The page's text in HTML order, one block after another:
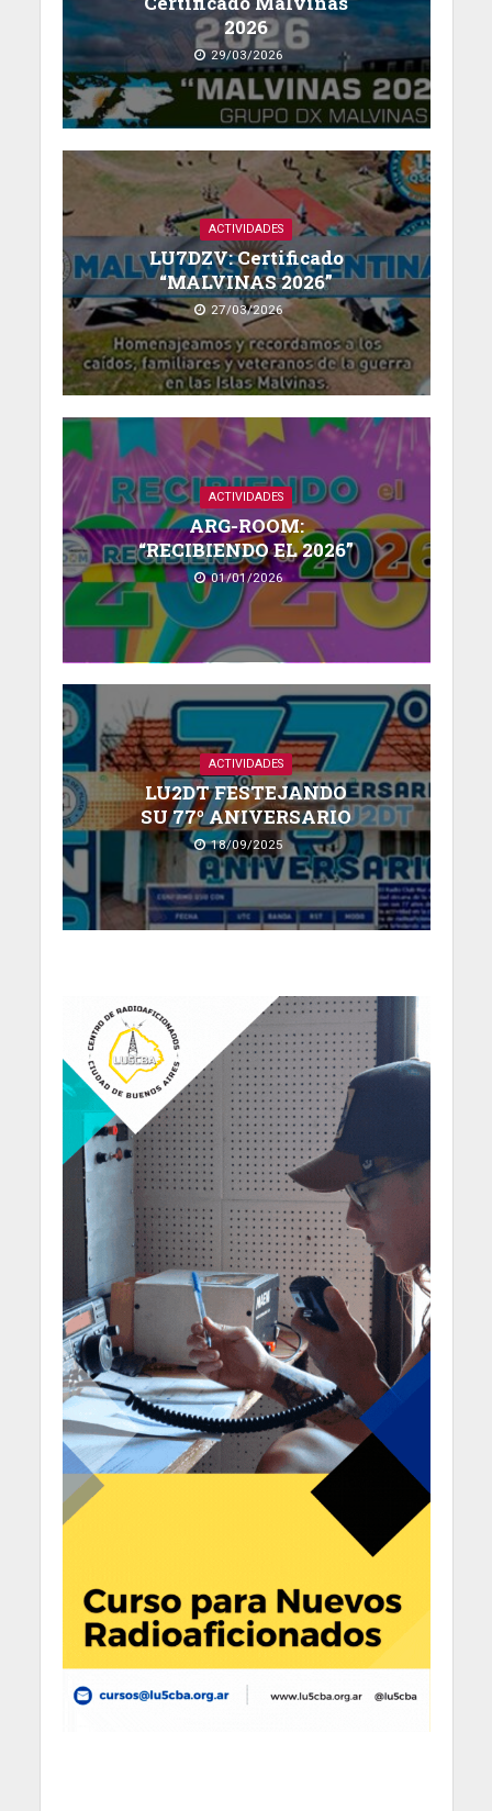
2026
29/03/2026
ACTIVIDADES
LU7DZV: Certificado
“MALVINAS 2026”
27/03/2026
ACTIVIDADES
ARG-ROOM:
“RECIBIENDO EL 2026”
01/01/2026
ACTIVIDADES
LU2DT FESTEJANDO
SU 77º ANIVERSARIO
18/09/2025